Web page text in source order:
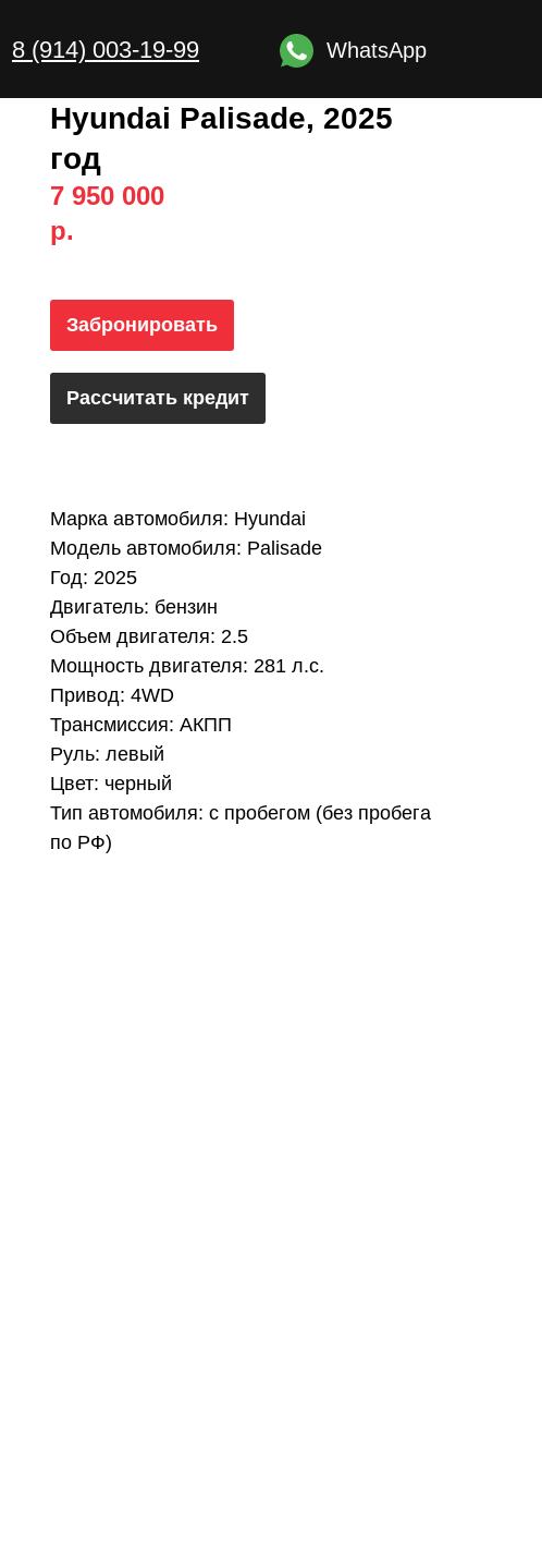
WhatsApp
8 (914) 003-19-99
Hyundai Palisade, 2025
год
7 950 000
р.
Забронировать
Рассчитать кредит
Марка автомобиля: Hyundai
Модель автомобиля: Palisade
Год: 2025
Двигатель: бензин
Объем двигателя: 2.5
Мощность двигателя: 281 л.с.
Привод: 4WD
Трансмиссия: АКПП
Руль: левый
Цвет: черный
Тип автомобиля: с пробегом (без пробега
по РФ)